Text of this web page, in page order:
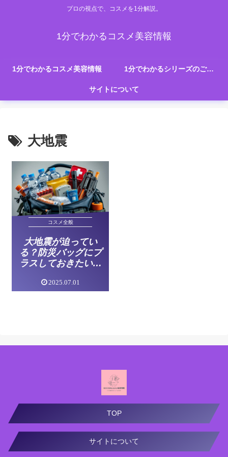
プロの視点で、コスメを1分解説。
1分でわかるコスメ美容情報
1分でわかるコスメ美容情報 1分でわかるシリーズのご紹介
サイトについて
大地震
コスメ全般
大地震が迫ってい
る？防災バッグにプ
ラスしておきたい化
2025.07.01
TOP
サイトについて